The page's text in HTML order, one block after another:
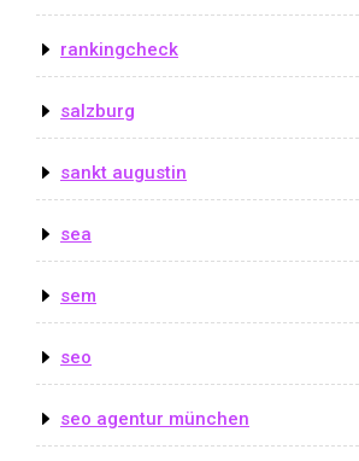
rankingcheck
salzburg
sankt augustin
sea
sem
seo
seo agentur münchen